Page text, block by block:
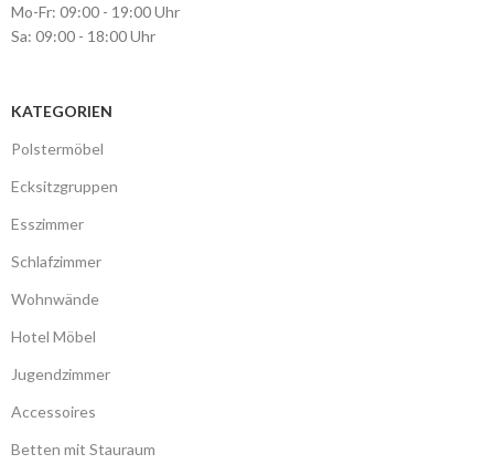
Mo-Fr: 09:00 - 19:00 Uhr
Sa: 09:00 - 18:00 Uhr
KATEGORIEN
Polstermöbel
Ecksitzgruppen
Esszimmer
Schlafzimmer
Wohnwände
Hotel Möbel
Jugendzimmer
Accessoires
Betten mit Stauraum